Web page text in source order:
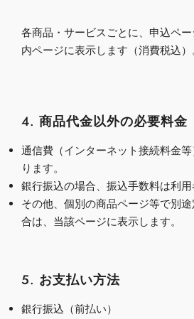
各商品・サービスごとに、申込ペ
内ページに表示します（消費税込）
4. 商品代金以外の必要料金
通信費（インターネット接続料金
ります。
銀行振込の場合、振込手数料は利用
その他、個別の商品ページ等で別
合は、当該ページに表示します。
5. お支払い方法
銀行振込（前払い）